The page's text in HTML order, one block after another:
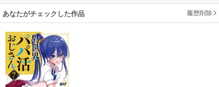
あなたがチェックした作品 履歴削除